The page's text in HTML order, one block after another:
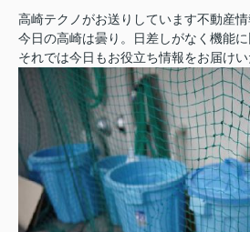
高崎テクノがお送りしています不動産情
今日の高崎は曇り。日差しがなく機能に
それでは今日もお役立ち情報をお届けい